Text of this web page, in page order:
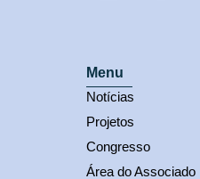
Menu
Notícias
Projetos
Congresso
Área do Associado